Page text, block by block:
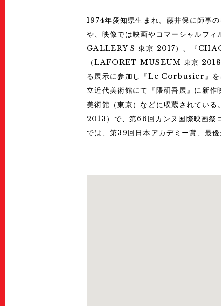
1974年愛知県生まれ。藤井保に師事
や、映像では映画やコマーシャルフ
GALLERY S 東京 2017）、『
（LAFORET MUSEUM 東京 2018
る展示に参加し『Le Corbusier』を
立近代美術館にて『隈研吾展』に
美術館（東京）などに収蔵されてい
2013）で、第66回カンヌ国際映画
では、第39回日本アカデミー賞、